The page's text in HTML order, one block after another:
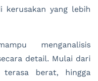
kerusakan yang lebih
menganalisis
detail. Mulai dari
berat, hingga